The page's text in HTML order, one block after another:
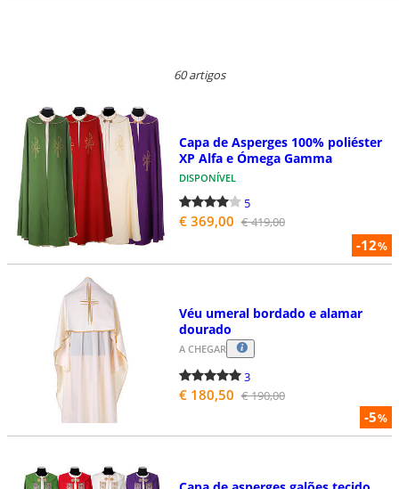
60 artigos
-12%
Capa de Asperges 100% poliéster
XP Alfa e Ómega Gamma
DISPONÍVEL
5
€ 369,00 € 419,00
-5%
Véu umeral bordado e alamar
dourado
A CHEGAR
3
€ 180,50 € 190,00